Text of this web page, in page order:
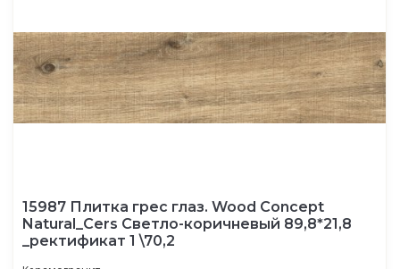
15987 Плитка грес глаз. Wood Concept
Natural_Cers Светло-коричневый 89,8*21,8
_ректификат 1 \70,2